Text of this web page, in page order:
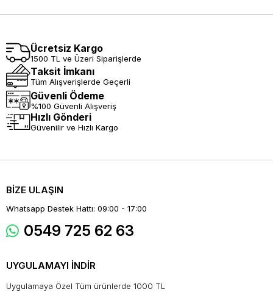
Ücretsiz Kargo
1500 TL ve Üzeri Siparişlerde
Taksit İmkanı
Tüm Alışverişlerde Geçerli
Güvenli Ödeme
%100 Güvenli Alışveriş
Hızlı Gönderi
Güvenilir ve Hızlı Kargo
BİZE ULAŞIN
Whatsapp Destek Hattı: 09:00 - 17:00
0549 725 62 63
UYGULAMAYI İNDİR
Uygulamaya Özel Tüm ürünlerde 1000 TL